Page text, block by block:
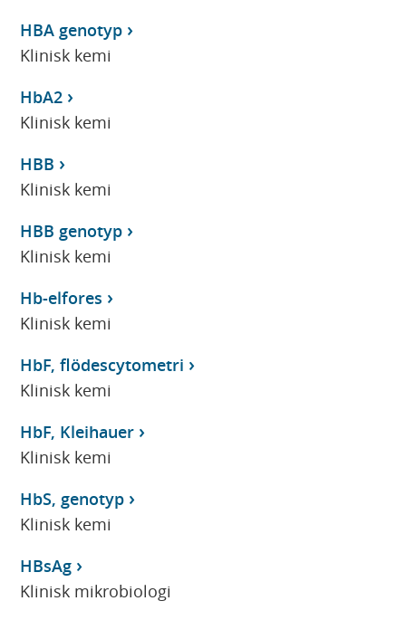
HBA genotyp
Klinisk kemi
HbA2
Klinisk kemi
HBB
Klinisk kemi
HBB genotyp
Klinisk kemi
Hb-elfores
Klinisk kemi
HbF, flödescytometri
Klinisk kemi
HbF, Kleihauer
Klinisk kemi
HbS, genotyp
Klinisk kemi
HBsAg
Klinisk mikrobiologi